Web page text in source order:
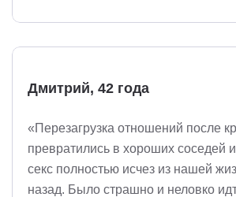
Дмитрий, 42 года
«Перезагрузка отношений после
превратились в хороших соседей
секс полностью исчез из нашей
назад. Было страшно и неловко